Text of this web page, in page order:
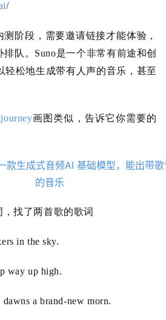
/
测阶段，需要邀请链接才能体验，
队。Suno是一个非常有前途和创
轻松地生成带有人声的音乐，甚至
画图类似，告诉它你需要的
找了两首歌的歌词
in the sky.
way up high.
a brand-new morn.